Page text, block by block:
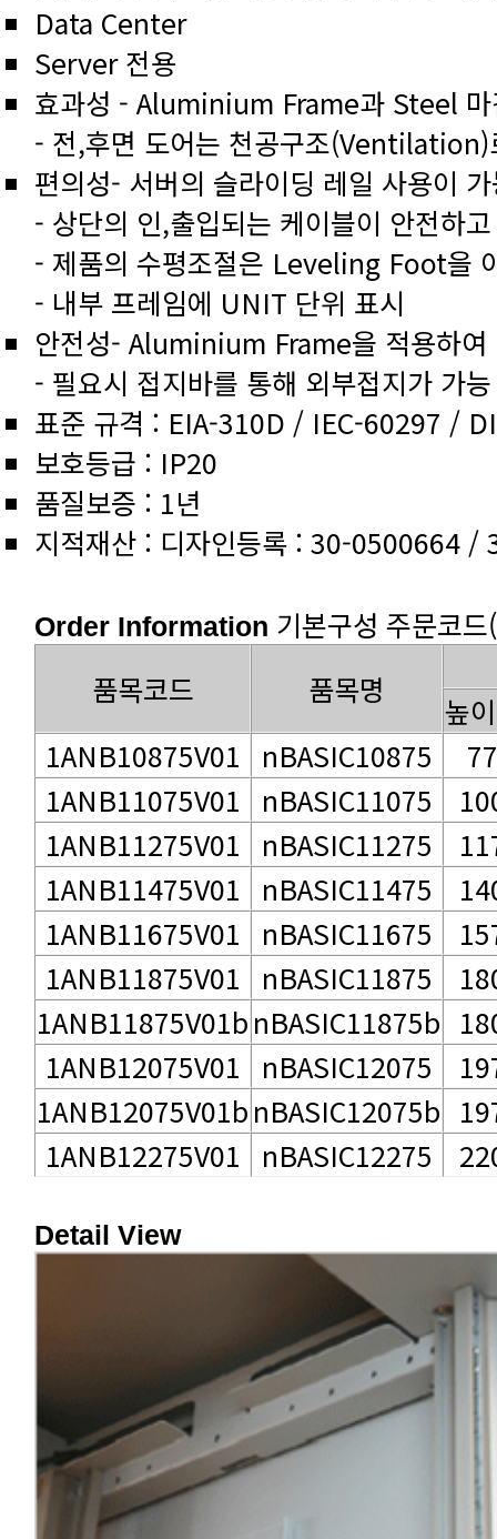
Data Center
Server 전용
효과성 - Aluminium Frame과 Steel 마
- 전,후면 도어는 천공구조(Ventilation)
편의성- 서버의 슬라이딩 레일 사용이
- 상단의 인,출입되는 케이블이 안전하
- 제품의 수평조절은 Leveling Foot을
- 내부 프레임에 UNIT 단위 표시
안전성- Aluminium Frame을 적용하
- 필요시 접지바를 통해 외부접지가 가능
표준 규격 : EIA-310D / IEC-60297 /
보호등급 : IP20
품질보증 : 1년
지적재산 : 디자인등록 : 30-0500664
Order Information 기본구성 주문코
품목코드
품목명
높
1ANB10875V01
nBASIC10875
1ANB11075V01
nBASIC11075
1ANB11275V01
nBASIC11275
1ANB11475V01
nBASIC11475
1ANB11675V01
nBASIC11675
1ANB11875V01
nBASIC11875
1ANB11875V01bnBASIC11875b
1ANB12075V01
nBASIC12075
1ANB12075V01bnBASIC12075b
1ANB12275V01
nBASIC12275
Detail View